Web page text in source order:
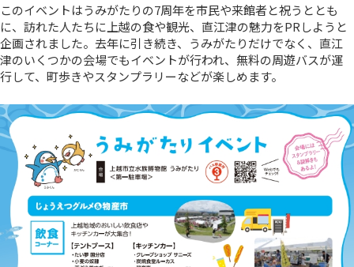
このイベントはうみがたりの7周年を市民や来館者と祝うととも
に、訪れた人たちに上越の食や観光、直江津の魅力をPRしようと
企画されました。去年に引き続き、うみがたりだけでなく、直江
津のいくつかの会場でもイベントが行われ、無料の周遊バスが運
行して、町歩きやスタンプラリーなどが楽しめます。